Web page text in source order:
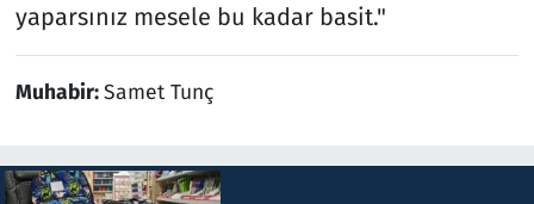
yaparsınız mesele bu kadar basit."
Muhabir:Samet Tunç